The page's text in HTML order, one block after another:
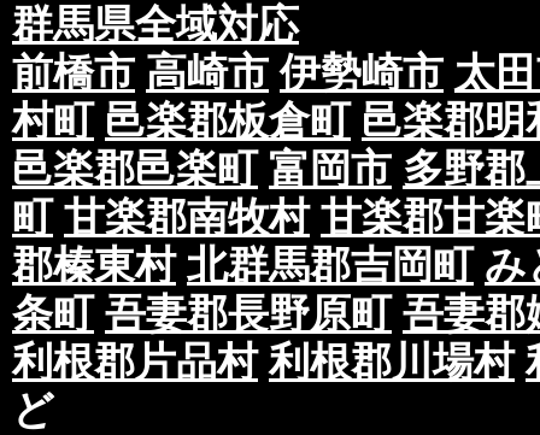
群馬県全域対応
前橋市 高崎市 伊勢崎市 太
村町 邑楽郡板倉町 邑楽郡明
邑楽郡邑楽町 富岡市 多野郡
町 甘楽郡南牧村 甘楽郡甘楽
郡榛東村 北群馬郡吉岡町 み
条町 吾妻郡長野原町 吾妻郡
利根郡片品村 利根郡川場村
ど